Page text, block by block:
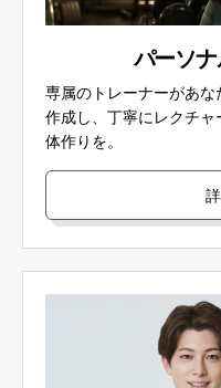
パーソ
専属のトレーナーがあ
作成し、丁寧にレクチ
体作りを。